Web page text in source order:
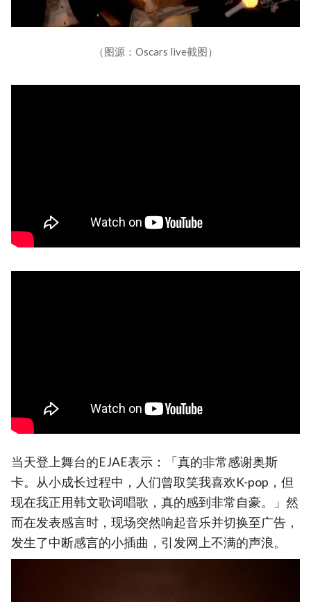
（图源：Oscars live截图）
当天登上舞台的EJAE表示：「真的非常感谢奥斯
卡。从小成长过程中，人们曾取笑我喜欢K-pop，但
现在我正用韩文歌词唱歌，真的感到非常自豪。」然
而在发表感言时，现场突然响起音乐并切换至广告，
发生了中断感言的小插曲，引发网上不满的声浪。